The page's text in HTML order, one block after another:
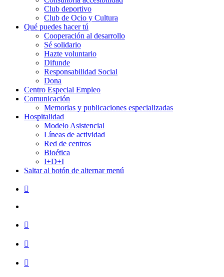
Club deportivo
Club de Ocio y Cultura
Qué puedes hacer tú
Cooperación al desarrollo
Sé solidario
Hazte voluntario
Difunde
Responsabilidad Social
Dona
Centro Especial Empleo
Comunicación
Memorias y publicaciones especializadas
Hospitalidad
Modelo Asistencial
Líneas de actividad
Red de centros
Bioética
I+D+I
Saltar al botón de alternar menú